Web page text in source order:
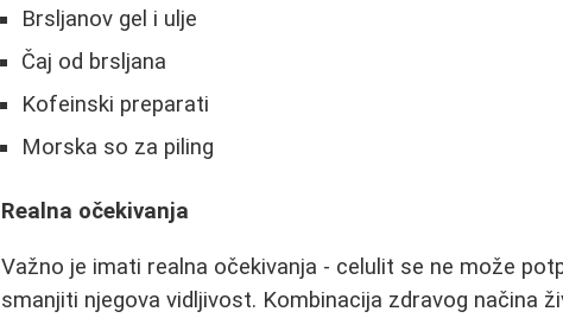
Brsljanov gel i ulje
Čaj od brsljana
Kofeinski preparati
Morska so za piling
Realna očekivanja
Važno je imati realna očekivanja - celulit se ne može
smanjiti njegova vidljivost. Kombinacija zdravog načina